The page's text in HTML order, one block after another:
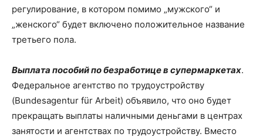
регулирование, в котором помимо „мужского“ и
„женского“ будет включено положительное название
третьего пола.
Выплата пособий по безработице в супермаркетах.
Федеральное агентство по трудоустройству
(Bundesagentur für Arbeit) объявило, что оно будет
прекращать выплаты наличными деньгами в центрах
занятости и агентствах по трудоустройству. Вместо